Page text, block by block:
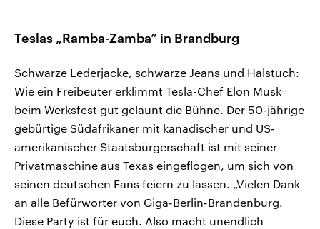
Teslas „Ramba-Zamba“ in Brandburg
Schwarze Lederjacke, schwarze Jeans und Halstuch:
Wie ein Freibeuter erklimmt Tesla-Chef Elon Musk
beim Werksfest gut gelaunt die Bühne. Der 50-jährige
gebürtige Südafrikaner mit kanadischer und US-
amerikanischer Staatsbürgerschaft ist mit seiner
Privatmaschine aus Texas eingeflogen, um sich von
seinen deutschen Fans feiern zu lassen. „Vielen Dank
an alle Befürworter von Giga-Berlin-Brandenburg.
Diese Party ist für euch. Also macht unendlich